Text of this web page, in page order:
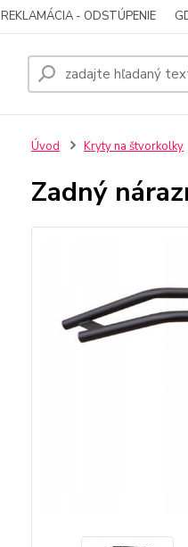
REKLAMÁCIA - ODSTÚPENIE
Úvod Kryty na štvorkolky
Zadný